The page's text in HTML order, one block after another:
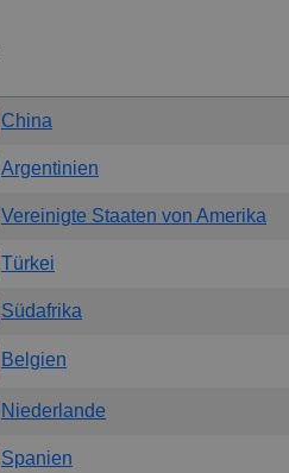
China
Argentinien
Vereinigte Staaten von Amerika
Türkei
Südafrika
Belgien
Niederlande
Spanien